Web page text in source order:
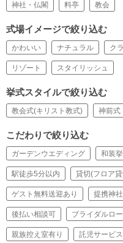
神社・仏閣 料亭 教会
式場イメージで絞り込む
かわいい ナチュラル ク
リゾート スタイリッシュ
挙式スタイルで絞り込む
教会式(キリスト教式) 神前式
こだわりで絞り込む
ガーデンウエディング 和装
駅徒歩5分以内 貸切(フロア
ゲスト無料送迎あり 提携神
後払い相談可 ブライダルロ
親族控え室有り 託児サービ